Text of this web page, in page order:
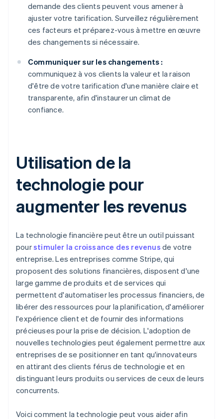
demande des clients peuvent vous amener à
ajuster votre tarification. Surveillez régulièrement
ces facteurs et préparez-vous à mettre en œuvre
des changements si nécessaire.
Communiquer sur les changements :
communiquez à vos clients la valeur et la raison
d'être de votre tarification d'une manière claire et
transparente, afin d'instaurer un climat de
confiance.
Utilisation de la
technologie pour
augmenter les revenus
La technologie financière peut être un outil puissant
pourstimuler la croissance des revenus de votre
entreprise. Les entreprises comme Stripe, qui
proposent des solutions financières, disposent d'une
large gamme de produits et de services qui
permettent d'automatiser les processus financiers, de
libérer des ressources pour la planification, d'améliorer
l'expérience client et de fournir des informations
précieuses pour la prise de décision. L'adoption de
nouvelles technologies peut également permettre aux
entreprises de se positionner en tant qu'innovateurs
en attirant des clients férus de technologie et en
distinguant leurs produits ou services de ceux de leurs
concurrents.
Voici comment la technologie peut vous aider afin